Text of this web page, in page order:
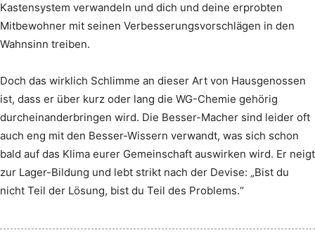
Kastensystem verwandeln und dich und deine erprobten
Mitbewohner mit seinen Verbesserungsvorschlägen in den
Wahnsinn treiben.
Doch das wirklich Schlimme an dieser Art von Hausgenossen
ist, dass er über kurz oder lang die WG-Chemie gehörig
durcheinanderbringen wird. Die Besser-Macher sind leider oft
auch eng mit den Besser-Wissern verwandt, was sich schon
bald auf das Klima eurer Gemeinschaft auswirken wird. Er neigt
zur Lager-Bildung und lebt strikt nach der Devise: „Bist du
nicht Teil der Lösung, bist du Teil des Problems.“